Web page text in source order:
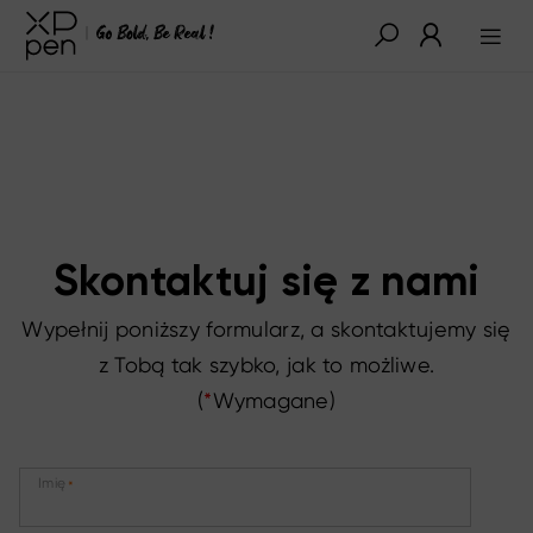
Skontaktuj się z nami
Wypełnij poniższy formularz, a skontaktujemy się
z Tobą tak szybko, jak to możliwe.
(*Wymagane)
Imię *